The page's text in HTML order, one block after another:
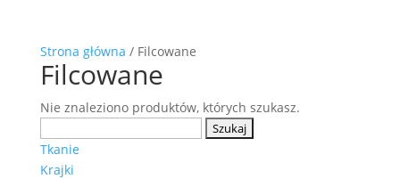
Strona główna / Filcowane
Filcowane
Nie znaleziono produktów, których szukasz.
Tkanie
Krajki